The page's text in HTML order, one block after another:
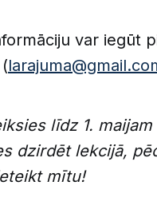
var iegūt
līdz 1.
dzirdēt lekcijā,
mītu!